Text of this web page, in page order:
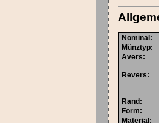
Nominal :
Münztyp:
Avers:
Revers:
Rand :
Form:
Material :